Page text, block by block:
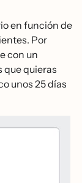
en función de
Por
con un
que quieras
unos 25 días